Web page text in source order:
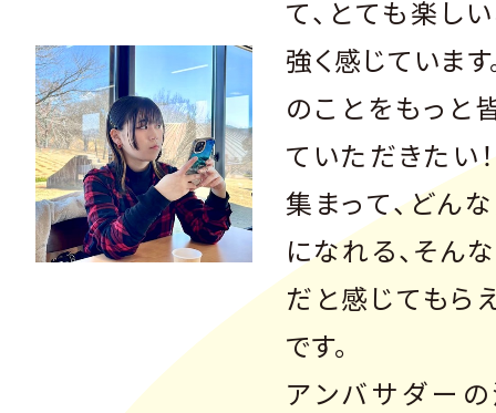
て、とても楽し
強く感じていま
のことをもっと
ていただきたい
集まって、どん
になれる、そん
だと感じてもら
です。
アンバサダー